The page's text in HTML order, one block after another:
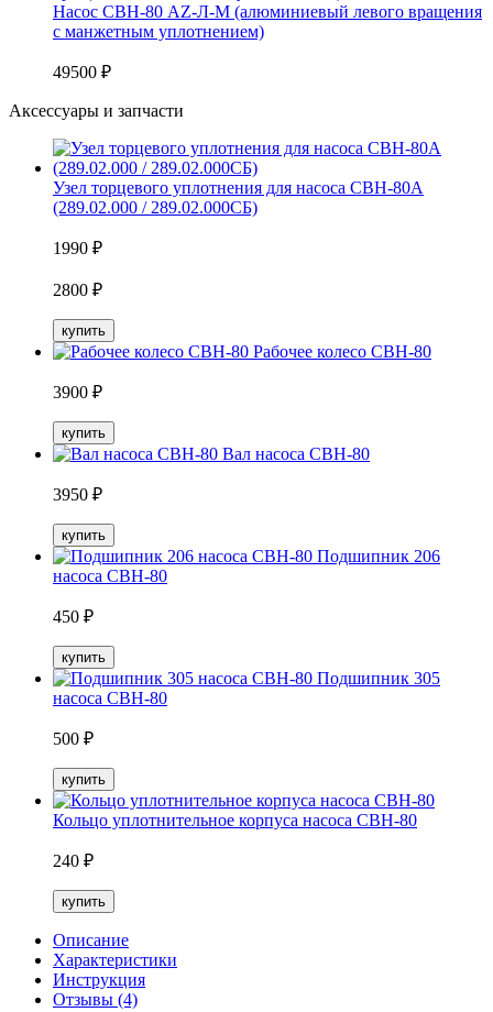
Насос СВН-80 AZ-Л-М (алюминиевый левого вращения
с манжетным уплотнением)
49500 ₽
Аксессуары и запчасти
Узел торцевого уплотнения для насоса СВН-80А
(289.02.000 / 289.02.000СБ)
1990 ₽
2800 ₽
купить
Рабочее колесо СВН-80
3900 ₽
купить
Вал насоса СВН-80
3950 ₽
купить
Подшипник 206
насоса СВН-80
450 ₽
купить
Подшипник 305
насоса СВН-80
500 ₽
купить
Кольцо уплотнительное корпуса насоса СВН-80
240 ₽
купить
Описание
Характеристики
Инструкция
Отзывы (4)